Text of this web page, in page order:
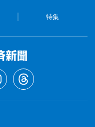
特集